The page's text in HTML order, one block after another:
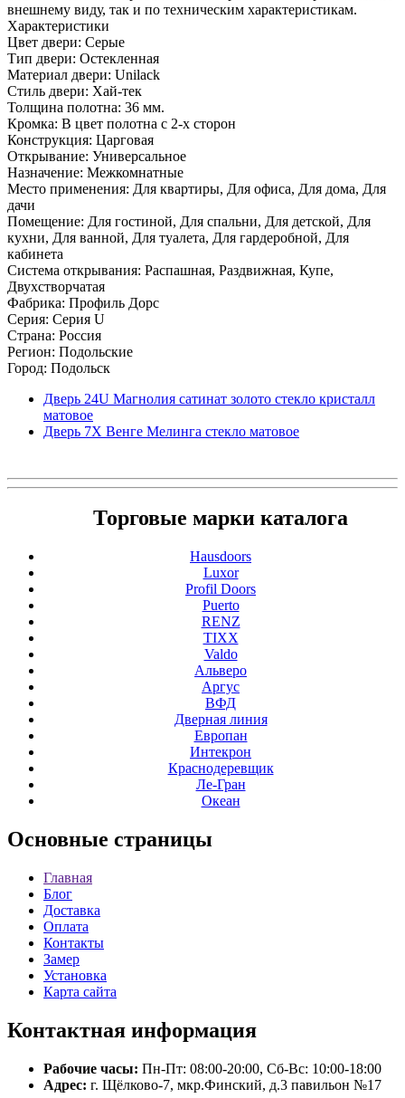
внешнему виду, так и по техническим характеристикам.
Характеристики
Цвет двери: Серые
Тип двери: Остекленная
Материал двери: Unilack
Стиль двери: Хай-тек
Толщина полотна: 36 мм.
Кромка: В цвет полотна с 2-х сторон
Конструкция: Царговая
Открывание: Универсальное
Назначение: Межкомнатные
Место применения: Для квартиры, Для офиса, Для дома, Для
дачи
Помещение: Для гостиной, Для спальни, Для детской, Для
кухни, Для ванной, Для туалета, Для гардеробной, Для
кабинета
Система открывания: Распашная, Раздвижная, Купе,
Двухстворчатая
Фабрика: Профиль Дорс
Серия: Серия U
Страна: Россия
Регион: Подольские
Город: Подольск
Дверь 24U Магнолия сатинат золото стекло кристалл
матовое
Дверь 7X Венге Мелинга стекло матовое
Торговые марки каталога
Hausdoors
Luxor
Profil Doors
Puerto
RENZ
TIXX
Valdo
Альверо
Аргус
ВФД
Дверная линия
Европан
Интекрон
Краснодеревщик
Ле-Гран
Океан
Основные страницы
Главная
Блог
Доставка
Оплата
Контакты
Замер
Установка
Карта сайта
Контактная информация
Рабочие часы: Пн-Пт: 08:00-20:00, Сб-Вс: 10:00-18:00
Адрес: г. Щёлково-7, мкр.Финский, д.3 павильон №17